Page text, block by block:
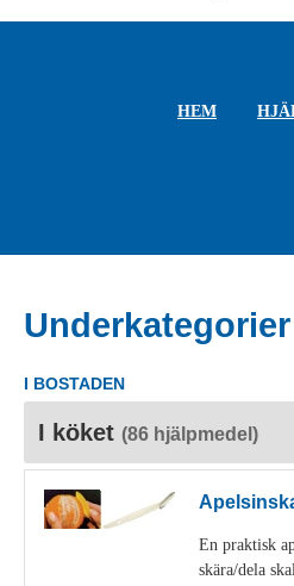
HEM
Underkategorier
I BOSTADEN
I köket (86 hjälpmedel)
En praktisk
skära/dela